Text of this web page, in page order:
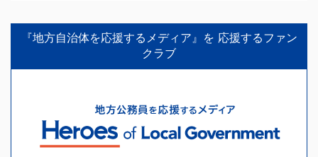
『地方自治体を応援するメディア』を 応援するファン
クラブ